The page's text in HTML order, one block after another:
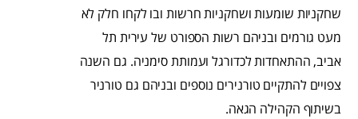
שחקניות שומעות ושחקניות חרשות ובו לקחו חלק לא
מעט גורמים ובניהם רשות הספורט של עירית תל
אביב, ההתאחדות לכדורגל ועמותת סימניה. גם השנה
צפויים להתקיים טורנירים נוספים ובניהם גם טורניר
בשיתוף הקהילה הגאה.